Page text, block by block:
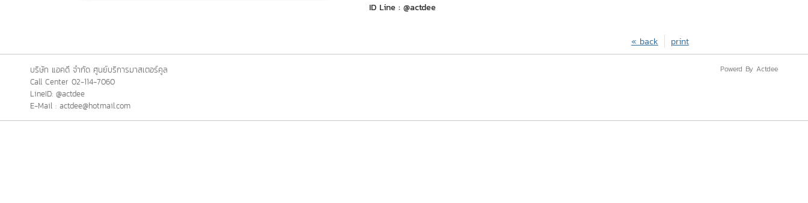
ID Line : @actdee
print
« back
บริษัท แอคดี จำกัด ศูนย์บริการมาสเตอร์คูล
Call Center 02-114-7060
LineID: @actdee
E-Mail : actdee@hotmail.com
Powerd By Actdee